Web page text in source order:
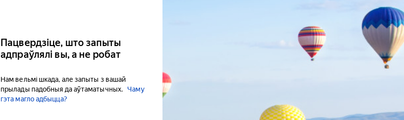
Пацвердзіце, што запыты
адпраўлялі вы, а не робат
Нам вельмі шкада, але запыты з вашай
прылады падобныя да аўтаматычных.
Чаму
гэта магло адбыцца?